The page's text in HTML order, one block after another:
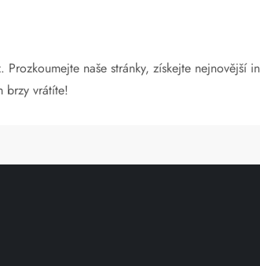
naše stránky, získejte nejnovější
brzy vrátíte!